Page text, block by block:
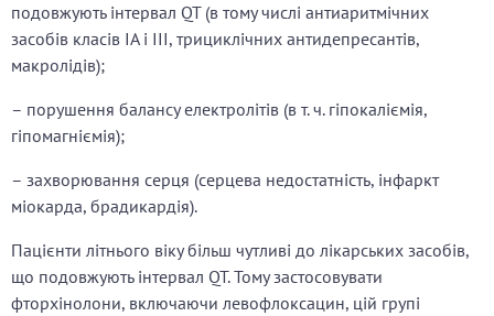
подовжують інтервал QT (в тому числі антиаритмічних
засобів класів ІА і ІІІ, трициклічних антидепресантів,
макролідів);
– порушення балансу електролітів (в т. ч. гіпокаліємія,
гіпомагніємія);
– захворювання серця (серцева недостатність, інфаркт
міокарда, брадикардія).
Пацієнти літнього віку більш чутливі до лікарських засобів,
що подовжують інтервал QT. Тому застосовувати
фторхінолони, включаючи левофлоксацин, цій групі